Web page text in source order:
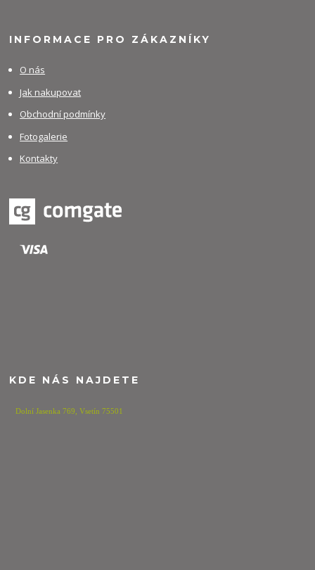
INFORMACE PRO ZÁKAZNÍKY
O nás
Jak nakupovat
Obchodní podmínky
Fotogalerie
Kontakty
KDE NÁS NAJDETE
Dolní Jasenka 769,Vsetín 75501